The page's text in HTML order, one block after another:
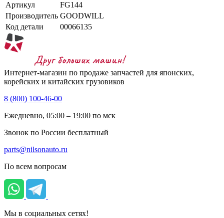
Артикул
FG144
Производитель GOODWILL
Код детали
00066135
Интернет-магазин по продаже запчастей для японских,
корейских и китайских грузовиков
8 (800) 100-46-00
Ежедневно, 05:00 – 19:00 по мск
Звонок по России бесплатный
parts@nilsonauto.ru
По всем вопросам
Мы в социальных сетях!